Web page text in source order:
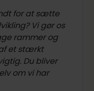
for at sætte
Vi gør os
rammer og
et stærkt
Du bliver
om vi har